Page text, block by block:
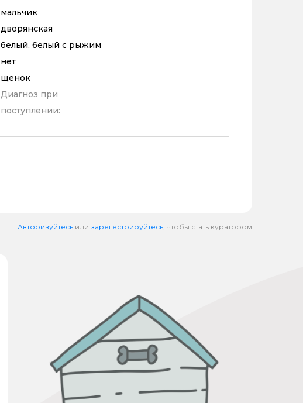
мальчик
дворянская
белый, белый с рыжим
нет
щенок
Диагноз при
поступлении:
Авторизуйтесь или зарегестрируйтесь, чтобы стать куратором